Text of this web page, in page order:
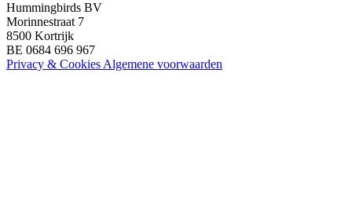
Hummingbirds BV
Morinnestraat 7
8500 Kortrijk
BE 0684 696 967
Privacy & Cookies Algemene voorwaarden